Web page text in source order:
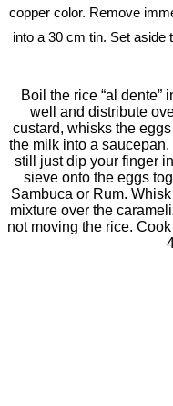
copper color. Remove
into a 30 cm tin. Set aside
Boil the rice “al dente”
well and distribute
custard, whisks the
the milk into a
still just dip your finger
sieve onto the eggs
Sambuca or Rum.
mixture over the
not moving the rice.